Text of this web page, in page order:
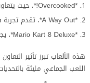
*Overcooked!*، حيث يتعاون اللاعبون في تحضير الوجبات.
*A Way Out*، تقدم تجربة فريدة في اللعب التعاوني.
*Mario Kart 8 Deluxe*، يجمع بين التنافس والتعاون في سباقات.
هذه الألعاب تبرز تأثير
اللعب الجماعي مليئة